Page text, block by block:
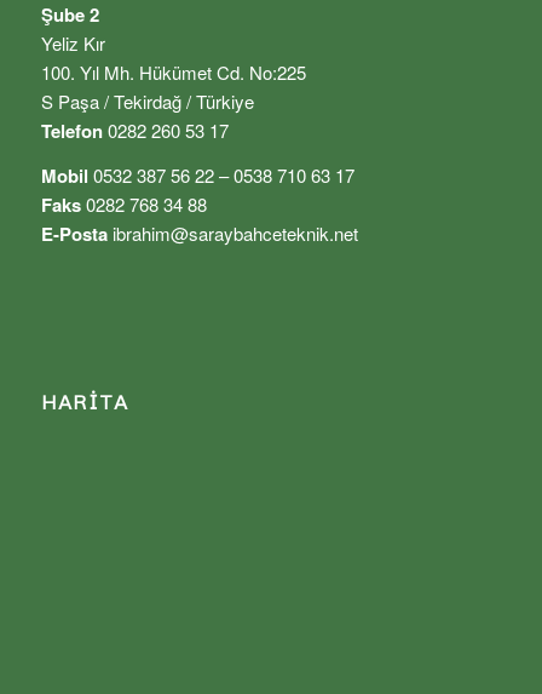
Şube 2
Yeliz Kır
100. Yıl Mh. Hükümet Cd. No:225
S Paşa / Tekirdağ / Türkiye
Telefon0282 260 53 17
Mobil 0532 387 56 22 – 0538 710 63 17
Faks0282 768 34 88
E-Posta ibrahim@saraybahceteknik.net
HARITA